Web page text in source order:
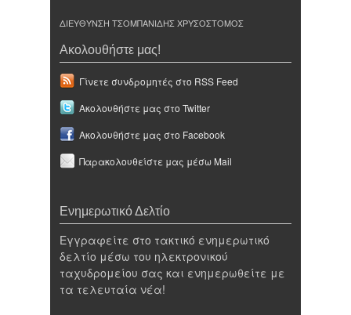
ΔΙΕΥΘΥΝΣΗ ΤΣΟΜΠΑΝΙΔΗΣ ΧΡΥΣΟΣΤΟΜΟΣ
Ακολουθήστε μας!
Γίνετε συνδρομητές στο RSS Feed
Ακολουθήστε μας στο Twitter
Ακολουθήστε μας στο Facebook
Παρακολουθείστε μας μέσω Mail
Ενημερωτικό Δελτίο
Εγγραφείτε στο τακτικό ενημερωτικό
δελτίο μέσω του ηλεκτρονικού
ταχυδρομείου σας και ενημερωθείτε με
τα τελευταία νέα!